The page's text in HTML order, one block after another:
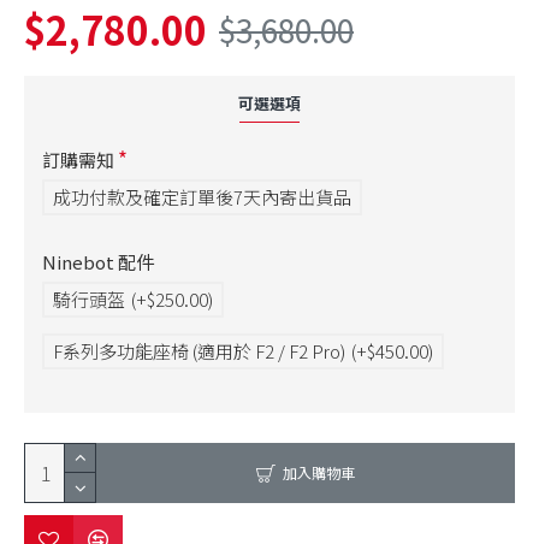
$2,780.00 $3,680.00
可選選項
訂購需知
成功付款及確定訂單後7天內寄出貨品
Ninebot 配件
騎行頭盔 (+$250.00)
F系列多功能座椅 (適用於 F2 / F2 Pro) (+$450.00)
加入購物車